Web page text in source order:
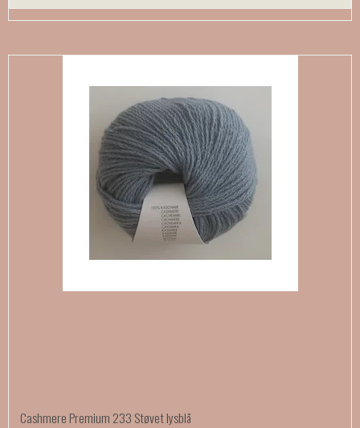
Cashmere Premium 233 Støvet lysblå